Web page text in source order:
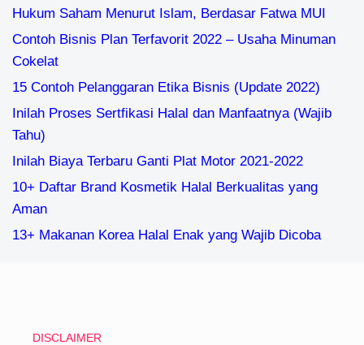
Hukum Saham Menurut Islam, Berdasar Fatwa MUI
Contoh Bisnis Plan Terfavorit 2022 – Usaha Minuman
Cokelat
15 Contoh Pelanggaran Etika Bisnis (Update 2022)
Inilah Proses Sertfikasi Halal dan Manfaatnya (Wajib
Tahu)
Inilah Biaya Terbaru Ganti Plat Motor 2021-2022
10+ Daftar Brand Kosmetik Halal Berkualitas yang
Aman
13+ Makanan Korea Halal Enak yang Wajib Dicoba
DISCLAIMER